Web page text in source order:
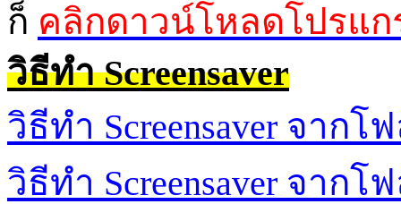
ก็ คลิกดาวน์โหลดโปรแก
วิธีทำScreensaver
วิธีทำ Screensaver จากโ
วิธีทำ Screensaver จากโ